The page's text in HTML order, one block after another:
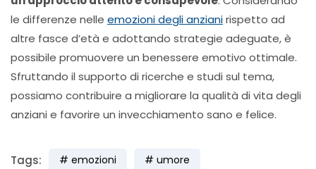
le differenze nelle emozioni degli anzianirispetto ad
altre fasce d’età e adottando strategie adeguate, è
possibile promuovere un benessere emotivo ottimale.
Sfruttando il supporto di ricerche e studi sul tema,
possiamo contribuire a migliorare la qualità di vita degli
anziani e favorire un invecchiamento sano e felice.
Tags: emozioni umore